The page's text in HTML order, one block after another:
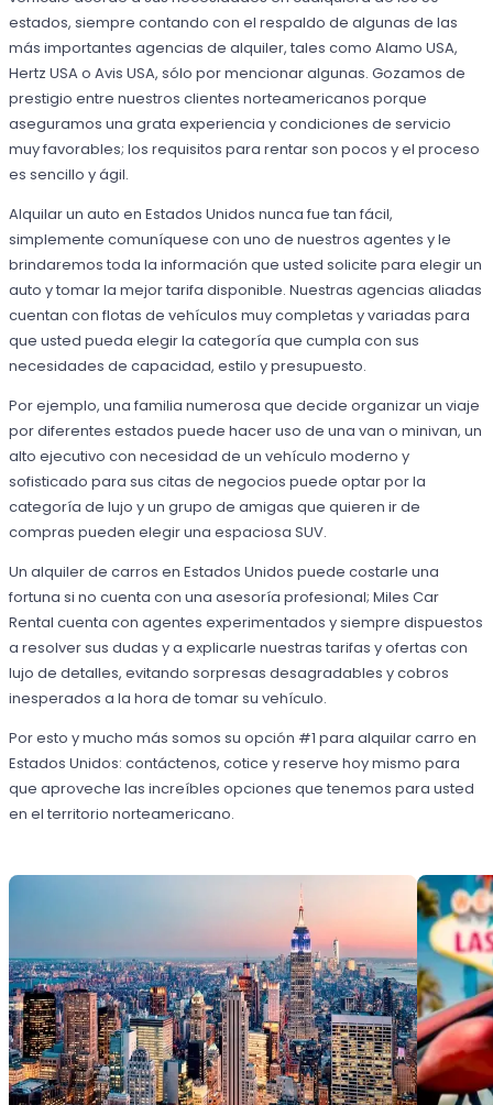
estados, siempre contando con el respaldo de algunas de las
más importantes agencias de alquiler, tales como Alamo USA,
Hertz USA o Avis USA, sólo por mencionar algunas. Gozamos de
prestigio entre nuestros clientes norteamericanos porque
aseguramos una grata experiencia y condiciones de servicio
muy favorables; los requisitos para rentar son pocos y el proceso
es sencillo y ágil.
Alquilar un auto en Estados Unidos nunca fue tan fácil,
simplemente comuníquese con uno de nuestros agentes y le
brindaremos toda la información que usted solicite para elegir un
auto y tomar la mejor tarifa disponible. Nuestras agencias aliadas
cuentan con flotas de vehículos muy completas y variadas para
que usted pueda elegir la categoría que cumpla con sus
necesidades de capacidad, estilo y presupuesto.
Por ejemplo, una familia numerosa que decide organizar un viaje
por diferentes estados puede hacer uso de una van o minivan, un
alto ejecutivo con necesidad de un vehículo moderno y
sofisticado para sus citas de negocios puede optar por la
categoría de lujo y un grupo de amigas que quieren ir de
compras pueden elegir una espaciosa SUV.
Un alquiler de carros en Estados Unidos puede costarle una
fortuna si no cuenta con una asesoría profesional; Miles Car
Rental cuenta con agentes experimentados y siempre dispuestos
a resolver sus dudas y a explicarle nuestras tarifas y ofertas con
lujo de detalles, evitando sorpresas desagradables y cobros
inesperados a la hora de tomar su vehículo.
Por esto y mucho más somos su opción #1 para alquilar carro en
Estados Unidos: contáctenos, cotice y reserve hoy mismo para
que aproveche las increíbles opciones que tenemos para usted
en el territorio norteamericano.